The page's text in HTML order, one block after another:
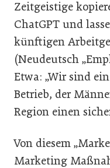
Zeitgeistige
ChatGPT und
künftigen
(Neudeutsch
Etwa: „Wir sind
Betrieb, der
Region einen
Von diesem
Marketing